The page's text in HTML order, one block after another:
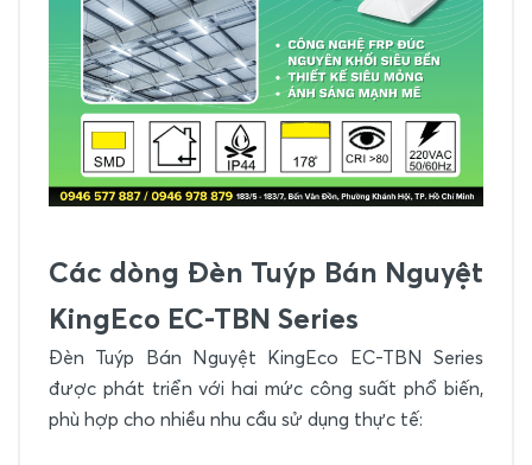
Các dòng Đèn Tuýp Bán Nguyệt
KingEco EC-TBN Series
Đèn Tuýp Bán Nguyệt KingEco EC-TBN Series
được phát triển với hai mức công suất phổ biến,
phù hợp cho nhiều nhu cầu sử dụng thực tế: